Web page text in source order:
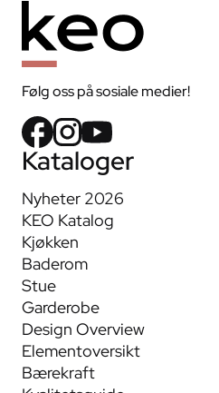
Følg oss på sosiale medier!
Kataloger
Nyheter 2026
KEO Katalog
Kjøkken
Baderom
Stue
Garderobe
Design Overview
Elementoversikt
Bærekraft